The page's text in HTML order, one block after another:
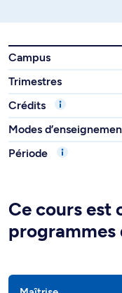
Campus
Trimestres
Crédits
Modes
Période
Ce cours est
programmes